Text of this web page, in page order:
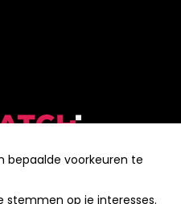
41 68 92
bepaalde voorkeuren te
op je interesses.